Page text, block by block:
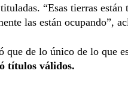
“Esas tierras
las están ocupando”,
que de lo único de lo que
títulos válidos.